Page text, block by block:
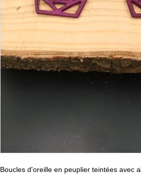
Boucles d'oreille en peuplier teintées avec